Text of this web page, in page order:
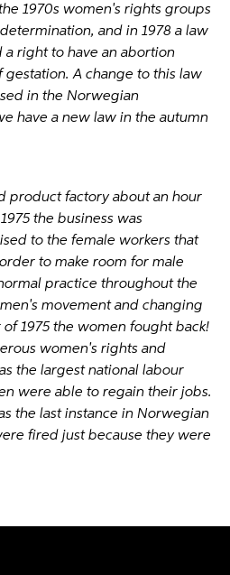
1970s women's rights groups
and in 1978 a law
a right to have an abortion
A change to this law
in the Norwegian
have a new law in the autumn
product factory about an hour
the business was
to the female workers that
to make room for male
practice throughout the
movement and changing
1975 the women fought back!
women's rights and
the largest national labour
were able to regain their jobs.
the last instance in Norwegian
fired just because they were